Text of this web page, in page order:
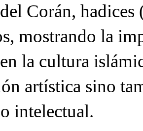
Corán,
mostrando la
la cultura
artística sino
intelectual.